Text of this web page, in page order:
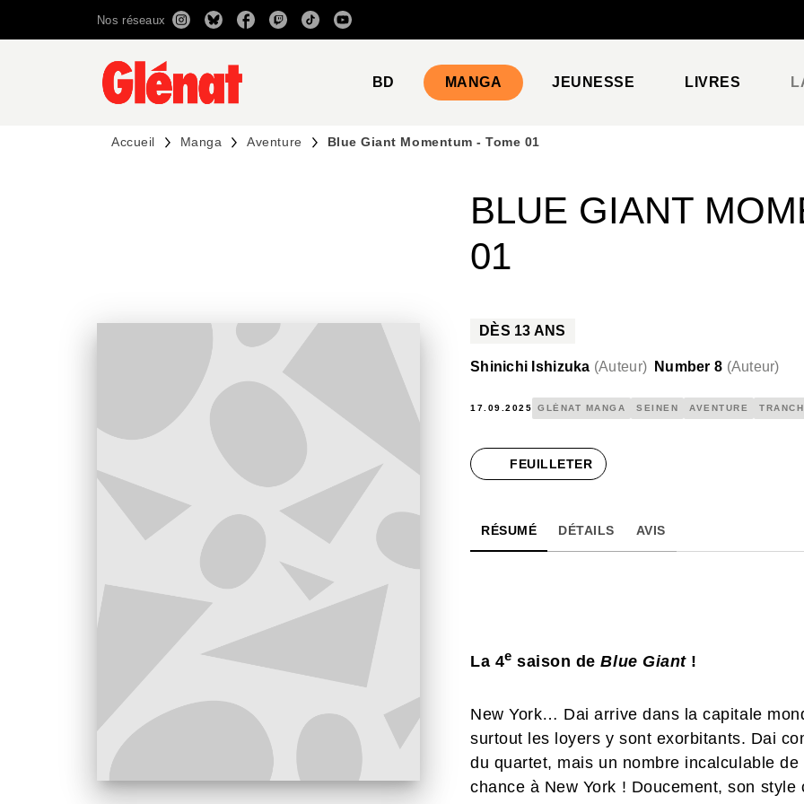
RECHERCHE CONTENU
Nos réseaux
BD MANGA JEUNESSE LIVRES
Accueil Manga Aventure Blue Giant Momentum - Tome 01
BLUE GIANT
01
DÈS 13 ANS
Shinichi Ishizuka (Auteur) Number 8 (Auteur)
17.09.2025 GLÉNAT MANGA SEINEN AVENTURE
FEUILLETER
RÉSUMÉ DÉTAILS AVIS
La 4e saison deBlue Giant!
New York… Dai arrive dans la capitale
surtout les loyers y sont exorbitants. Dai
du quartet, mais un nombre incalculable
chance à New York ! Doucement, son